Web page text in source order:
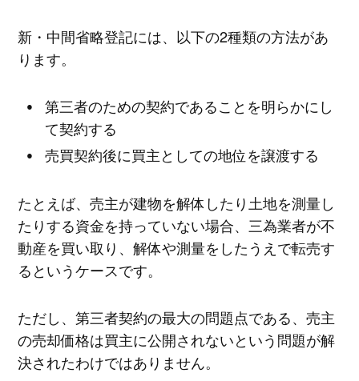
新・中間省略登記には、以下の2種類の方法があ
ります。
第三者のための契約であることを明らかにし
て契約する
売買契約後に買主としての地位を譲渡する
たとえば、売主が建物を解体したり土地を測量し
たりする資金を持っていない場合、三為業者が不
動産を買い取り、解体や測量をしたうえで転売す
るというケースです。
ただし、第三者契約の最大の問題点である、売主
の売却価格は買主に公開されないという問題が解
決されたわけではありません。